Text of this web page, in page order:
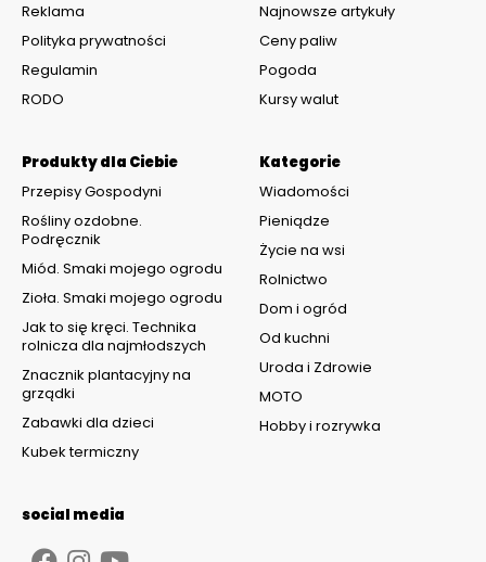
Reklama
Polityka prywatności
Regulamin
RODO
Kategorie
Wiadomości
Pieniądze
Życie na wsi
Rolnictwo
Dom i ogród
Od kuchni
Uroda i Zdrowie
MOTO
Hobby i rozrywka
Produkty dla Ciebie
Przepisy Gospodyni
Rośliny ozdobne.
Podręcznik
Miód. Smaki mojego ogrodu
Zioła. Smaki mojego ogrodu
Jak to się kręci. Technika
rolnicza dla najmłodszych
Znacznik plantacyjny na
grządki
Zabawki dla dzieci
Kubek termiczny
Najnowsze artykuły
Ceny paliw
Pogoda
Kursy walut
social media